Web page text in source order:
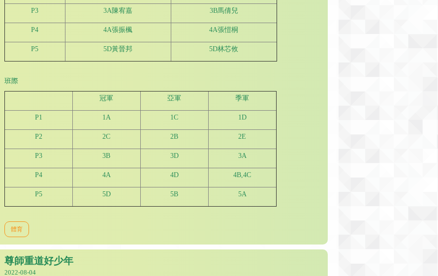
P3 3A陳宥嘉 3B馬倩兒
P4 4A張振楓 4A張愷桐
P5 5D黃晉邦 5D林芯攸
班際
冠軍 亞軍 季軍
P1 1A 1C 1D
P2 2C 2B 2E
P3 3B 3D 3A
P4 4A 4D 4B,4C
P5 5D 5B 5A
體育
尊師重道好少年
2022-08-04